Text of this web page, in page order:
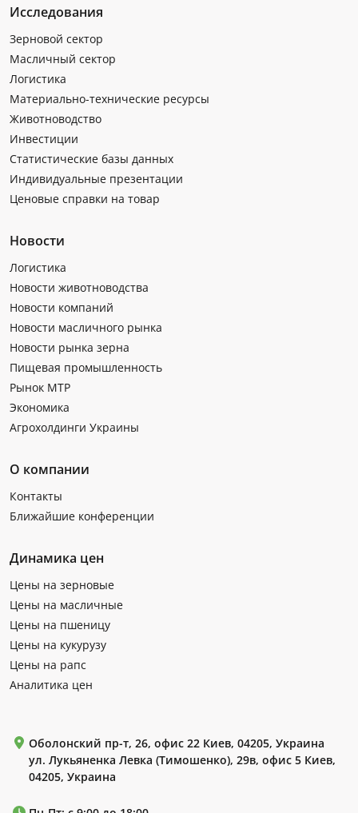
Исследования
Зерновой сектор
Масличный сектор
Логистика
Материально-технические ресурсы
Животноводство
Инвестиции
Статистические базы данных
Индивидуальные презентации
Ценовые справки на товар
Новости
Логистика
Новости животноводства
Новости компаний
Новости масличного рынка
Новости рынка зерна
Пищевая промышленность
Рынок МТР
Экономика
Агрохолдинги Украины
О компании
Контакты
Ближайшие конференции
Динамика цен
Цены на зерновые
Цены на масличные
Цены на пшеницу
Цены на кукурузу
Цены на рапс
Аналитика цен
Оболонский пр-т, 26, офис 22 Киев, 04205, Украина
ул. Лукьяненка Левка (Тимошенко), 29в, офис 5 Киев,
04205, Украина